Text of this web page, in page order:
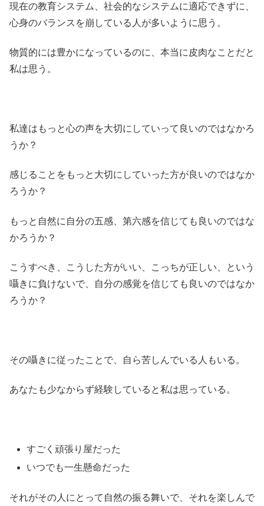
現在の教育システム、社会的なシステムに適応できずに、
心身のバランスを崩している人が多いように思う。
物質的には豊かになっているのに、本当に皮肉なことだと
私は思う。
私達はもっと心の声を大切にしていって良いのではなかろ
うか？
感じることをもっと大切にしていった方が良いのではなか
ろうか？
もっと自然に自分の五感、第六感を信じても良いのではな
かろうか？
こうすべき、こうした方がいい、こっちが正しい、という
囁きに負けないで、自分の感覚を信じても良いのではなか
ろうか？
その囁きに従ったことで、自ら苦しんでいる人もいる。
あなたも少なからず経験していると私は思っている。
すごく頑張り屋だった
いつでも一生懸命だった
それがその人にとって自然の振る舞いで、それを楽しんで